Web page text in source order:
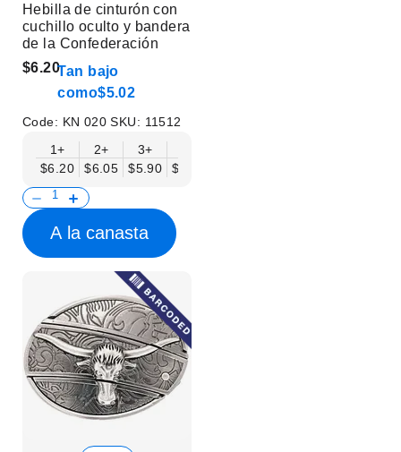
Hebilla de cinturón con
cuchillo oculto y bandera
de la Confederación
$6.20Tan bajo
como$5.02
Code: KN 020SKU: 11512
1+
$6.20
2+
$6.05
3+
$5.90
$5.75
A la canasta